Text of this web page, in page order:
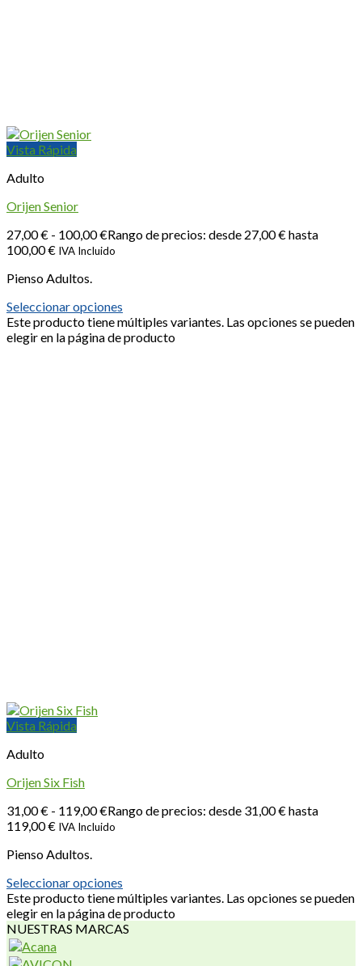
Vista Rápida
Adulto
Orijen Senior
27,00€ - 100,00€Rango de precios: desde 27,00 € hasta
100,00 € IVA Incluido
Pienso Adultos.
Seleccionar opciones
Este producto tiene múltiples variantes. Las opciones se pueden
elegir en la página de producto
Vista Rápida
Adulto
Orijen Six Fish
31,00€ - 119,00€Rango de precios: desde 31,00 € hasta
119,00 € IVA Incluido
Pienso Adultos.
Seleccionar opciones
Este producto tiene múltiples variantes. Las opciones se pueden
elegir en la página de producto
NUESTRAS MARCAS